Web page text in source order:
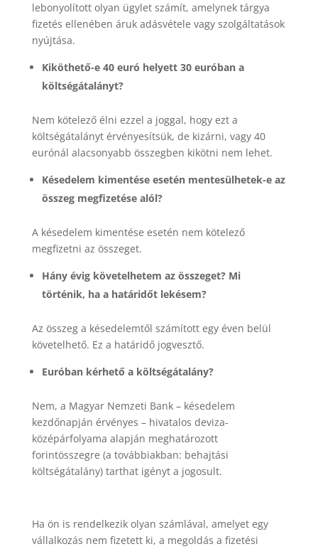
lebonyolított olyan ügylet számít, amelynek tárgya
fizetés ellenében áruk adásvétele vagy szolgáltatások
nyújtása.
Kiköthető-e 40 euró helyett 30 euróban a
költségátalányt?
Nem kötelező élni ezzel a joggal, hogy ezt a
költségátalányt érvényesítsük, de kizárni, vagy 40
eurónál alacsonyabb összegben kikötni nem lehet.
Késedelem kimentése esetén mentesülhetek-e az
összeg megfizetése alól?
A késedelem kimentése esetén nem kötelező
megfizetni az összeget.
Hány évig követelhetem az összeget? Mi
történik, ha a határidőt lekésem?
Az összeg a késedelemtől számított egy éven belül
követelhető. Ez a határidő jogvesztő.
Euróban kérhető a költségátalány?
Nem, a Magyar Nemzeti Bank – késedelem
kezdőnapján érvényes – hivatalos deviza-
középárfolyama alapján meghatározott
forintösszegre (a továbbiakban: behajtási
költségátalány) tarthat igényt a jogosult.
Ha ön is rendelkezik olyan számlával, amelyet egy
vállalkozás nem fizetett ki, a megoldás a fizetési